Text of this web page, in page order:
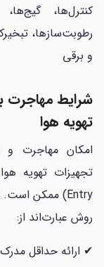
کنترل‌ها،
رطوبت‌سازها،
و برقی
شرایط مهاجرت
تهویه هوا
امکان مهاجرت و
Entry) ممکن است. شرایط عمومی
روش عبارت‌اند از:
✔ ارائه حداقل